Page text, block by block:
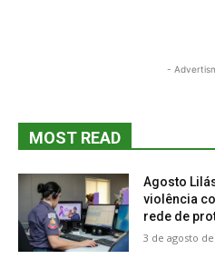
-
MOST READ
Agosto
violência
rede de
3 de agosto